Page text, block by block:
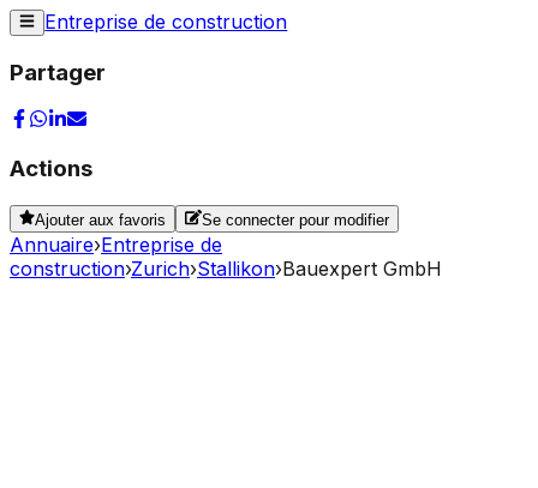
Entreprise de construction
Partager
Actions
Ajouter aux favoris Se connecter pour modifier
Annuaire›Entreprise de
construction›Zurich›Stallikon›Bauexpert GmbH